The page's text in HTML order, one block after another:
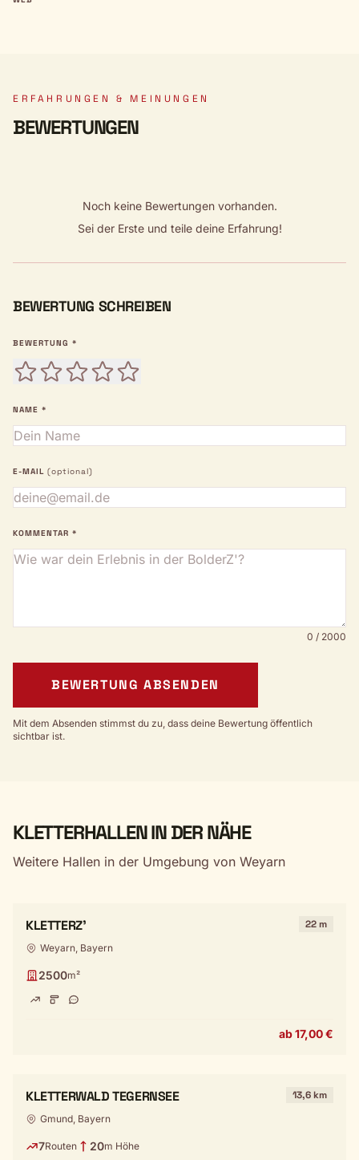
ERFAHRUNGEN & MEINUNGEN
BEWERTUNGEN
Noch keine Bewertungen vorhanden.
Sei der Erste und teile deine Erfahrung!
BEWERTUNG SCHREIBEN
BEWERTUNG *
NAME *
E-MAIL (optional)
KOMMENTAR *
0 / 2000
BEWERTUNG ABSENDEN
Mit dem Absenden stimmst du zu, dass deine Bewertung öffentlich
sichtbar ist.
KLETTERHALLEN IN DER NÄHE
Weitere Hallen in der Umgebung von Weyarn
KLETTERZ' 22 m
Weyarn, Bayern
2500m²
ab 17,00 €
KLETTERWALD TEGERNSEE 13,6 km
Gmund, Bayern
7Routen 20m Höhe